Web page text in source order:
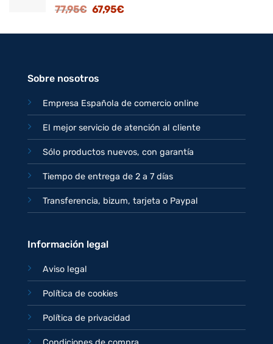
82,95€.
77,95€ El
original
67,95€El
actual
Sobre nosotros
Empresa Española de comercio online
El mejor servicio de atención al cliente
Sólo productos nuevos, con garantía
Tiempo de entrega de 2 a 7 días
Transferencia, bizum, tarjeta o Paypal
Información legal
Aviso legal
Política de cookies
Política de privacidad